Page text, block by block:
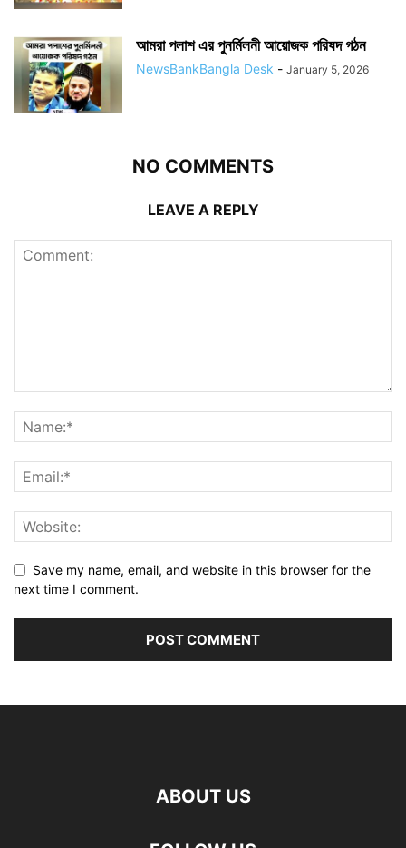
আমরা পলাশ এর পুনর্মিলনী আয়োজক পরিষদ গঠন
NewsBankBangla Desk - January 5, 2026
NO COMMENTS
LEAVE A REPLY
Save my name, email, and website in this browser for the
next time I comment.
ABOUT US